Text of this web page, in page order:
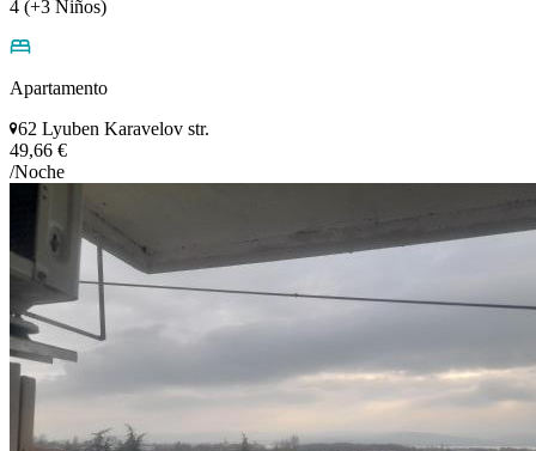
4 (+3 Niños)
Apartamento
62 Lyuben Karavelov str.
49,66 €
/Noche